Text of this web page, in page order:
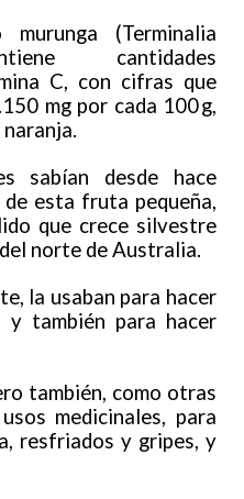
(Terminalia
cantidades
C, con cifras que
mg por cada 100 g,
sabían desde hace
esta fruta pequeña,
que crece silvestre
norte de Australia.
la usaban para hacer
y también para hacer
también, como otras
medicinales, para
resfriados y gripes, y